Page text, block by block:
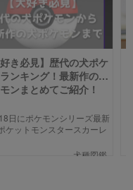
好き必見】歴代の犬ポケ
ンキング！最新作の犬
ンまとめてご紹介！
日にポケモンシリーズ最新
ケットモンスタースカーレ
ット」が世界同時発売しまし
犬種図鑑